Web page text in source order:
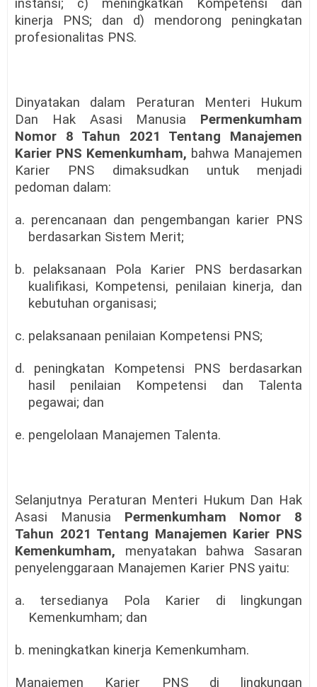
instansi; c) meningkatkan Kompetensi dan
kinerja PNS; dan d) mendorong peningkatan
profesionalitas PNS.
Dinyatakan dalam Peraturan Menteri Hukum
Dan Hak Asasi Manusia Permenkumham
Nomor 8 Tahun 2021 Tentang Manajemen
Karier PNS Kemenkumham, bahwa Manajemen
Karier PNS dimaksudkan untuk menjadi
pedoman dalam:
a. perencanaan dan pengembangan karier PNS
berdasarkan Sistem Merit;
b. pelaksanaan Pola Karier PNS berdasarkan
kualifikasi, Kompetensi, penilaian kinerja, dan
kebutuhan organisasi;
c. pelaksanaan penilaian Kompetensi PNS;
d. peningkatan Kompetensi PNS berdasarkan
hasil penilaian Kompetensi dan Talenta
pegawai; dan
e. pengelolaan Manajemen Talenta.
Selanjutnya Peraturan Menteri Hukum Dan Hak
Asasi Manusia Permenkumham Nomor 8
Tahun 2021 Tentang Manajemen Karier PNS
Kemenkumham, menyatakan bahwa Sasaran
penyelenggaraan Manajemen Karier PNS yaitu:
a. tersedianya Pola Karier di lingkungan
Kemenkumham; dan
b. meningkatkan kinerja Kemenkumham.
Manajemen Karier PNS di lingkungan